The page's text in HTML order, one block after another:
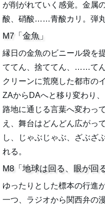
が削がれていく感覚。金属
酸、硝酸……青酸カリ。弾丸
M7「金魚」
縁日の金魚のビニール袋を
ててん、捨ててん、……て
クリーンに荒廃した都市の
ZAからDAへと移り変わり
路地に通じる言葉へ変わっ
え、舞台はどんどん広がっ
し、じゃぶじゃぶ、ざぶざ
れる。
M8「地球は回る、眼が回る
ゆったりとした標本の行進
一つ、ラジオから関西弁の